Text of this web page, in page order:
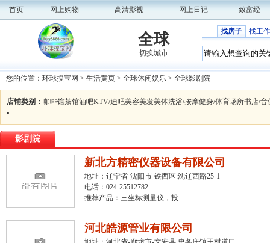
首页 网上购物 高清影视 网上日记 致富经
全球
切换城市
找房子 找工作
您的位置： 环球搜宝网 > 生活黄页 > 全球休闲娱乐 > 全球影剧院
店铺类别： 咖啡馆茶馆酒吧KTV/迪吧美容美发美体洗浴/按摩健身/体育场所书店/音
影剧院
新北方精密仪器设备有限公司
地址：辽宁省-沈阳市-铁西区:沈辽西路25-1
电话：024-25512782
推荐产品： 三坐标测量仪，投
河北皓源管业有限公司